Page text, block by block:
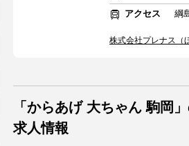
アクセス
綱
株式会社プレナス（
「からあげ 大ちゃん 駒岡
求人情報